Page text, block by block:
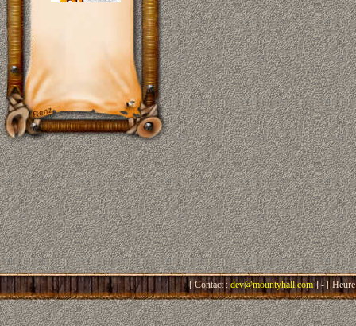
[ Contact : dev@mountyhall.com] - [ Heure